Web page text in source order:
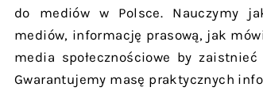
do mediów w Polsce. Nauczymy
mediów, informację prasową, jak
media społecznościowe by
Gwarantujemy masę praktycznych